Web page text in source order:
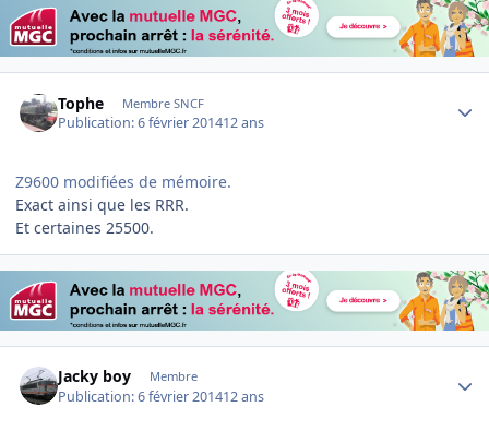
Tophe Membre SNCF
Publication:6 février 201412 ans
Z9600 modifiées de mémoire.
Exact ainsi que les RRR.
Et certaines 25500.
Jacky boy Membre
Publication:6 février 201412 ans